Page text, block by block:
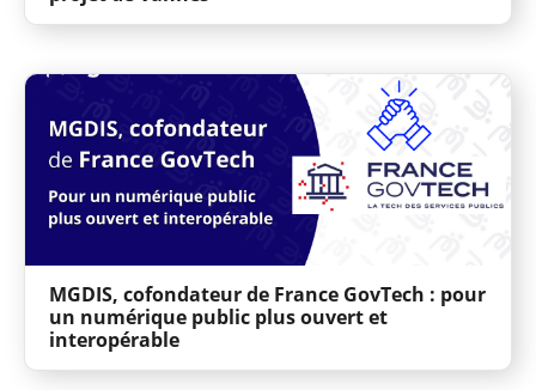
MGDIS, cofondateur de France GovTech : pour
un numérique public plus ouvert et
interopérable